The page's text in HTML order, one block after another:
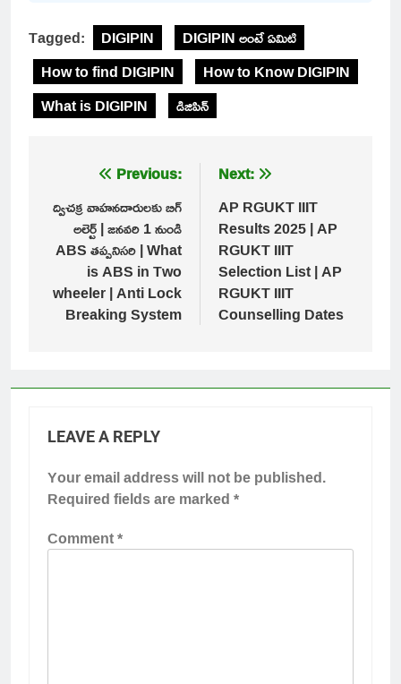
Tagged: DIGIPIN
DIGIPIN అంటే ఏమిటి
How to find DIGIPIN
How to Know DIGIPIN
What is DIGIPIN
డిజిపిన్
navigation
Previous:
ద్విచక్ర వాహనదారులకు బిగ్
అలెర్ట్ | జనవరి 1 నుండి
ABS తప్పనిసరి | What
is ABS in Two
wheeler | Anti Lock
Breaking System
Next:
AP RGUKT IIIT
Results 2025 | AP
RGUKT IIIT
Selection List | AP
RGUKT IIIT
Counselling Dates
LEAVE A REPLY
Your email address will not be published.
Required fields are marked*
Comment*